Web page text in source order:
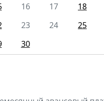
16 17 18
23 24 25
30